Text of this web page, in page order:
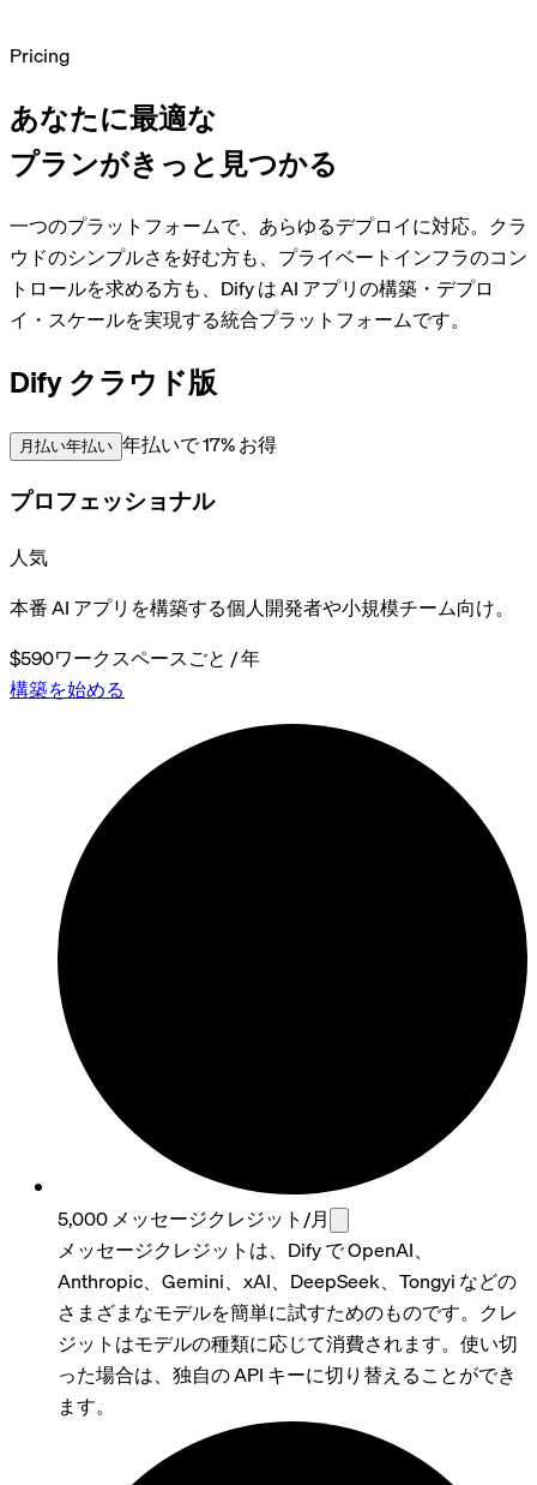
Pricing
あなたに最適な
プランがきっと見つかる
一つのプラットフォームで、あらゆるデプロイに対応。クラ
ウドのシンプルさを好む方も、プライベートインフラのコン
トロールを求める方も、Dify は AI アプリの構築・デプロ
イ・スケールを実現する統合プラットフォームです。
Dify クラウド版
月払い年払い 年払いで 17% お得
プロフェッショナル
人気
本番 AI アプリを構築する個人開発者や小規模チーム向け。
$590ワークスペースごと / 年
構築を始める
5,000 メッセージクレジット/月
メッセージクレジットは、Dify で OpenAI、
Anthropic、Gemini、xAI、DeepSeek、Tongyi などの
さまざまなモデルを簡単に試すためのものです。クレ
ジットはモデルの種類に応じて消費されます。使い切
った場合は、独自の API キーに切り替えることができ
ます。